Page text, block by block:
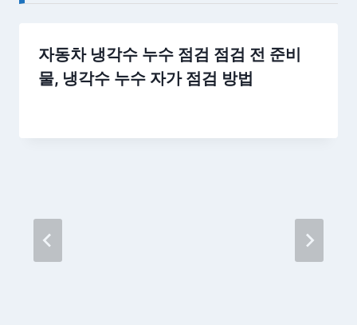
자동차 냉각수 누수 점검 점검 전 준비
물, 냉각수 누수 자가 점검 방법